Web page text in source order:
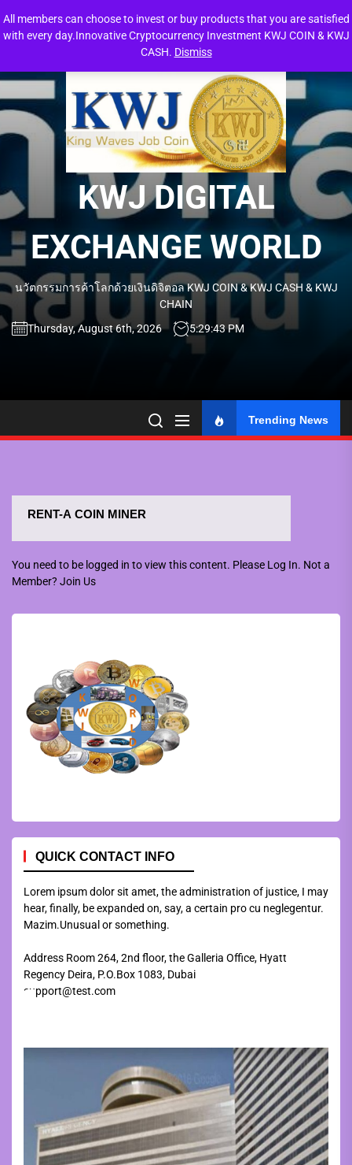
All members can choose to invest or buy products that you are satisfied
with every day.Innovative Cryptocurrency Investment KWJ COIN & KWJ
CASH. Dismiss
to
KWJ DIGITAL
EXCHANGE WORLD
นวัตกรรมการค้าโลกด้วยเงินดิจิตอล KWJ COIN & KWJ CASH & KWJ
CHAIN
Thursday, August 6th, 2026
5:29:43 PM
Trending News
RENT-A COIN MINER
You need to be logged in to view this content. Please Log In. Not a
Member? Join Us
QUICK CONTACT INFO
Lorem ipsum dolor sit amet, the administration of justice, I may
hear, finally, be expanded on, say, a certain pro cu neglegentur.
Mazim.Unusual or something.
Address Room 264, 2nd floor, the Galleria Office, Hyatt
Regency Deira, P.O.Box 1083, Dubai
support@test.com